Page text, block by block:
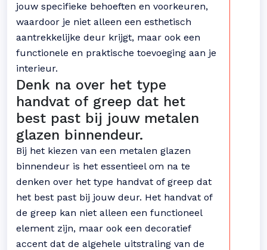
jouw specifieke behoeften en voorkeuren,
waardoor je niet alleen een esthetisch
aantrekkelijke deur krijgt, maar ook een
functionele en praktische toevoeging aan je
interieur.
Denk na over het type
handvat of greep dat het
best past bij jouw metalen
glazen binnendeur.
Bij het kiezen van een metalen glazen
binnendeur is het essentieel om na te
denken over het type handvat of greep dat
het best past bij jouw deur. Het handvat of
de greep kan niet alleen een functioneel
element zijn, maar ook een decoratief
accent dat de algehele uitstraling van de